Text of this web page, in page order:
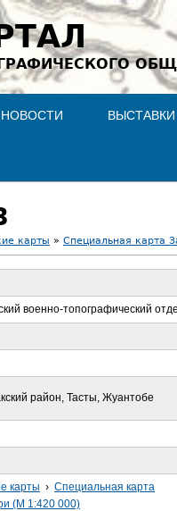
НОВОСТИ ВЫСТАВКИ
карты » Специальная карта
военно-топографический
район, Тасты, Жуантобе
карты › Специальная карта
(М 1:420 000)